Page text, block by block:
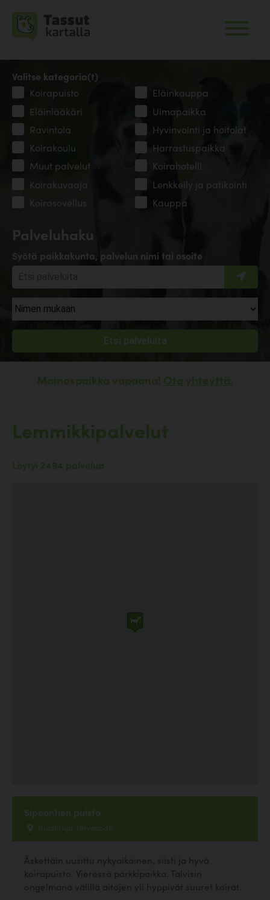
Palveluhaku
Syötä paikkakunta, palvelun nimi tai osoite
Valitse kategoria(t)
Koirapuisto
Eläinkauppa
Eläinlääkäri
Uimapaikka
Ravintola
Hyvinvointi ja hoitolat
Koirakoulu
Harrastuspaikka
Muut palvelut
Koirahotelli
Koirakuvaaja
Lenkkeily ja patikointi
Koirasovellus
Kauppa
Mainospaikka vapaana! Ota yhteyttä.
Lemmikkipalvelut
Löytyi 2494 palvelua
Sipoontien puisto
Nuottikuja, Järvenpää
Äskettäin uusittu nykyaikainen, siisti ja hyvä
koirapuisto. Vieressä parkkipaikka. Talvisin
ongelmana välillä aitojen yli hyppivät suuret koirat.